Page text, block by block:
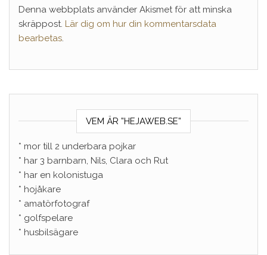
Denna webbplats använder Akismet för att minska
skräppost. Lär dig om hur din kommentarsdata
bearbetas.
VEM ÄR ”HEJAWEB.SE”
* mor till 2 underbara pojkar
* har 3 barnbarn, Nils, Clara och Rut
* har en kolonistuga
* hojåkare
* amatörfotograf
* golfspelare
* husbilsägare